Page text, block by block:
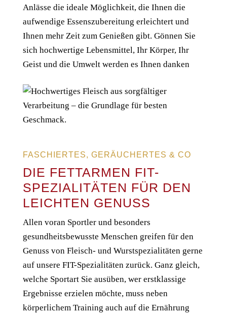
Anlässe die ideale Möglichkeit, die Ihnen die
aufwendige Essenszubereitung erleichtert und
Ihnen mehr Zeit zum Genießen gibt. Gönnen Sie
sich hochwertige Lebensmittel, Ihr Körper, Ihr
Geist und die Umwelt werden es Ihnen danken
FASCHIERTES, GERÄUCHERTES & CO
DIE FETTARMEN FIT-
SPEZIALITÄTEN FÜR DEN
LEICHTEN GENUSS
Allen voran Sportler und besonders
gesundheitsbewusste Menschen greifen für den
Genuss von Fleisch- und Wurstspezialitäten gerne
auf unsere FIT-Spezialitäten zurück. Ganz gleich,
welche Sportart Sie ausüben, wer erstklassige
Ergebnisse erzielen möchte, muss neben
körperlichem Training auch auf die Ernährung